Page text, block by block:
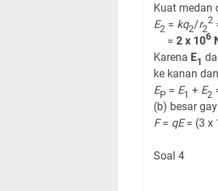
Kuat medan
E2 = kq2/r2
2
= 2 x 106
Karena E1
ke kanan
EP = E1 + E2
(b) besar
F= qE= (3 x
Soal 4